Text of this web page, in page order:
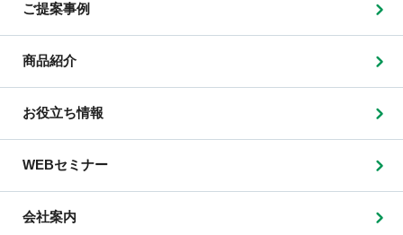
ご提案事例
商品紹介
お役立ち情報
WEBセミナー
会社案内